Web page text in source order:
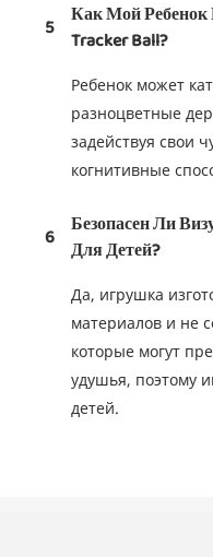
5
Как Мой
Tracker Ball?
Ребенок может
разноцветные
задействуя свои
когнитивные
6
Безопасен Ли
Для Детей?
Да, игрушка
материалов и не
которые могут
удушья, поэтому
детей.